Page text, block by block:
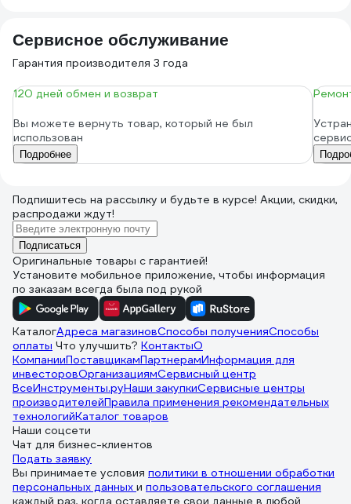
Сервисное обслуживание
Гарантия производителя 3 года
120 дней обмен и возврат
Вы можете вернуть товар, который не был
использован
Подробнее
Подпишитесь на рассылку и будьте в курсе! Акции, скидки,
распродажи ждут!
Подписаться
Оригинальные товары с гарантией!
Установите мобильное приложение, чтобы информация
по заказам всегда была под рукой
КаталогАдреса магазиновСпособы полученияСпособы
оплаты Что улучшить? КонтактыО
КомпанииПоставщикамПартнерамИнформация для
инвесторовОрганизациямСервисный центр
ВсеИнструменты.руНаши закупкиСервисные центры
производителейПравила применения рекомендательных
технологийКаталог товаров
Наши соцсети
Чат для бизнес-клиентов
Подать заявку
Вы принимаете условия политики в отношении обработки
персональных данных и пользовательского соглашения
каждый раз, когда оставляете свои данные в любой